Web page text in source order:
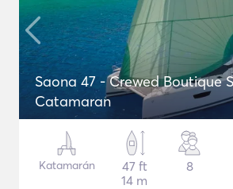
Saona 47 - Crewed Boutique
Catamaran
Katamarán
47 ft
14 m
8